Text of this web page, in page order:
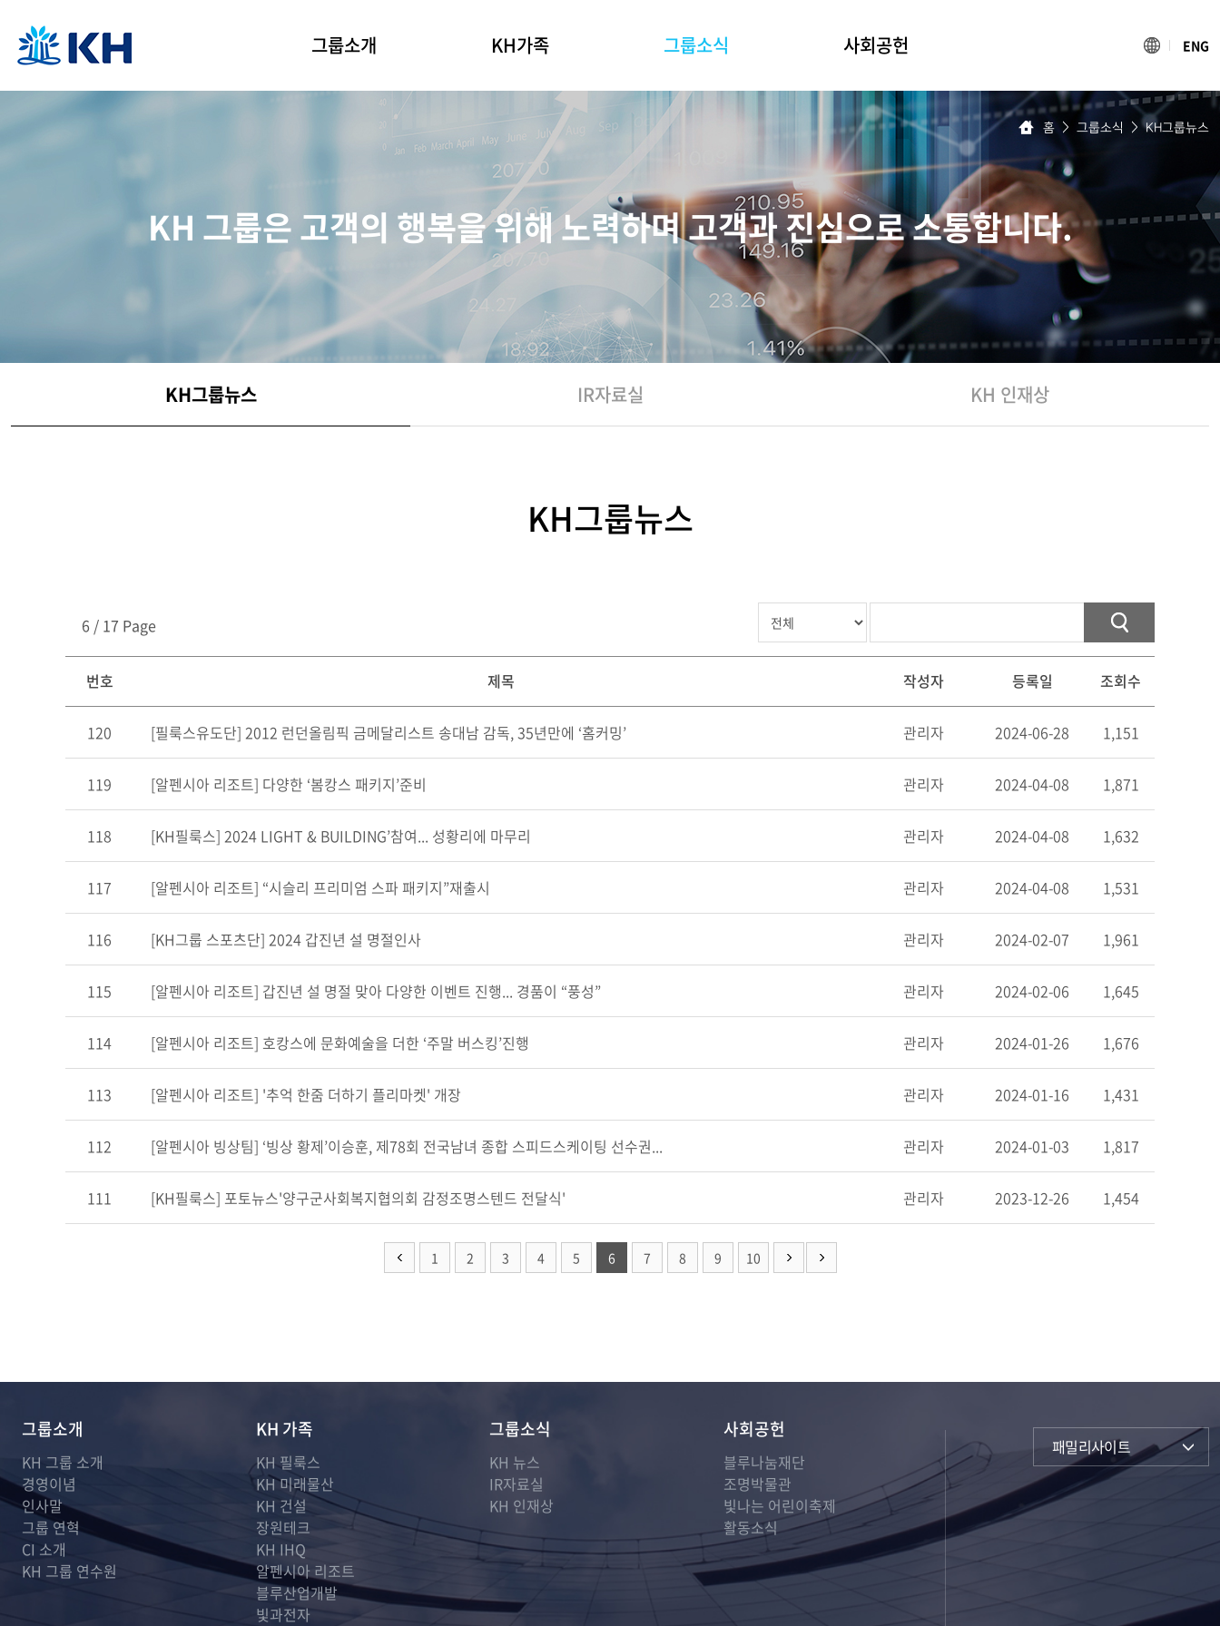
ENG
그룹소개
KH그룹 소개
CI 소개
KH 그룹 연수원
KH가족 그룹소식
KH그룹뉴스
사회공헌
블루나눔재단
조명박물관
빛나는 어린이축제
활동소식
KH 그룹은 고객의 행복을 위해 노력하며 고객과 진심으로 소통합니다.
KH그룹뉴스 IR자료실 KH 인재상
홈 > 그룹소식 > KH그룹뉴스
KH그룹뉴스
6 / 17 Page
번호 제목 작성자 등록일 조회수
120 [필룩스유도단] 2012 런던올림픽 금메달리스트 송대남 감독, 35년만에 ‘홈커밍’ 관리자 2024-06-28 1,151
119 [알펜시아 리조트] 다양한 ‘봄캉스 패키지’준비 관리자 2024-04-08 1,871
118 [KH필룩스] 2024 LIGHT & BUILDING’참여... 성황리에 마무리 관리자 2024-04-08 1,632
117 [알펜시아 리조트] “시슬리 프리미엄 스파 패키지”재출시 관리자 2024-04-08 1,531
116 [KH그룹 스포츠단] 2024 갑진년 설 명절인사 관리자 2024-02-07 1,961
115 [알펜시아 리조트] 갑진년 설 명절 맞아 다양한 이벤트 진행... 경품이 “풍성” 관리자 2024-02-06 1,645
114 [알펜시아 리조트] 호캉스에 문화예술을 더한 ‘주말 버스킹’진행 관리자 2024-01-26 1,676
113 [알펜시아 리조트] '추억 한줌 더하기 플리마켓' 개장 관리자 2024-01-16 1,431
112 [알펜시아 빙상팀] ‘빙상 황제’이승훈, 제78회 전국남녀 종합 스피드스케이팅 선수권... 관리자 2024-01-03 1,817
111 [KH필룩스] 포토뉴스'양구군사회복지협의회 감정조명스텐드 전달식' 관리자 2023-12-26 1,454
1 2 3 4 5 6 7 8 9 10
그룹소개
KH 그룹 소개
경영이념
인사말
그룹 연혁
CI 소개
KH 그룹 연수원
KH 가족
KH 필룩스
KH 미래물산
KH 건설
장원테크
KH IHQ
알펜시아 리조트
블루산업개발
빛과전자
그룹소식
KH 뉴스
IR자료실
KH 인재상
사회공헌
블루나눔재단
조명박물관
빛나는 어린이축제
활동소식
패밀리사이트